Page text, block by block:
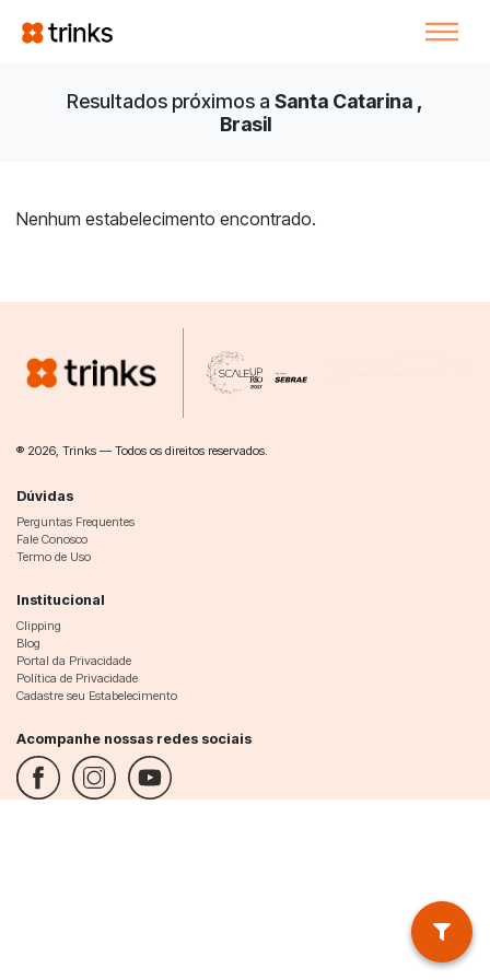
Resultados próximos a Santa Catarina ,
Brasil
Nenhum estabelecimento encontrado.
® 2026, Trinks — Todos os direitos reservados.
Dúvidas
Perguntas Frequentes
Fale Conosco
Termo de Uso
Institucional
Clipping
Blog
Portal da Privacidade
Política de Privacidade
Cadastre seu Estabelecimento
Acompanhe nossas redes sociais